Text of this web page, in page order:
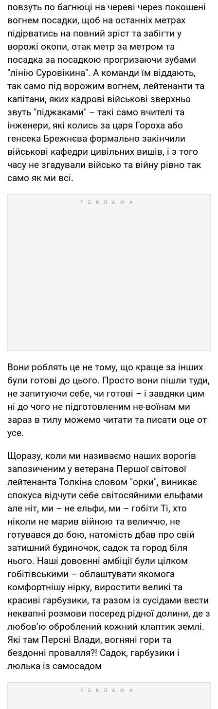
повзуть по багнюці на череві через покошені
вогнем посадки, щоб на останніх метрах
підірватись на повний зріст та забігти у
ворожі окопи, отак метр за метром та
посадка за посадкою прогризаючи зубами
"лінію Суровікина". А команди їм віддають,
так само під ворожим вогнем, лейтенанти та
капітани, яких кадрові військові зверхньо
звуть "піджаками" – такі само вчителі та
інженери, які колись за царя Гороха або
генсека Брежнєва формально закінчили
військові кафедри цивільних вишів, і з того
часу не згадували військо та війну рівно так
само як ми всі.
Вони роблять це не тому, що краще за інших
були готові до цього. Просто вони пішли туди,
не запитуючи себе, чи готові – і завдяки цим
ні до чого не підготовленим не-воїнам ми
зараз в тилу можемо читати та писати оце от
усе.
Щоразу, коли ми називаємо наших ворогів
запозиченим у ветерана Першої світової
лейтенанта Толкіна словом "орки", виникає
спокуса відчути себе світосяйними ельфами
але ніт, ми – не ельфи, ми – гобіти Ті, хто
ніколи не марив війною та величчю, не
готувався до бою, натомість дбав про свій
затишний будиночок, садок та город біля
нього. Наші довоєнні амбіції були цілком
гобітівськими – облаштувати якомога
комфортнішу нірку, виростити великі та
красиві гарбузики, та разом із сусідами вести
неквапні розмови посеред рідної долини, де з
любов’ю оброблений кожний клаптик землі.
Які там Персні Влади, вогняні гори та
бездонні провалля?! Садок, гарбузики і
люлька із самосадом